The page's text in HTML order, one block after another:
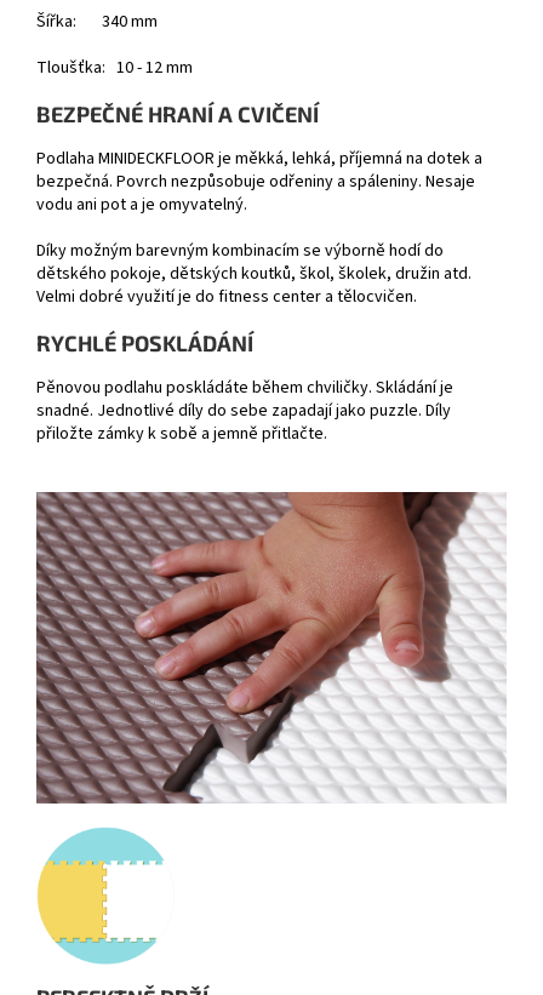
Šířka: 340 mm
Tloušťka: 10 - 12 mm
BEZPEČNÉ HRANÍ A CVIČENÍ
Podlaha MINIDECKFLOOR je měkká, lehká, příjemná na dotek a
bezpečná. Povrch nezpůsobuje odřeniny a spáleniny. Nesaje
vodu ani pot a je omyvatelný.
Díky možným barevným kombinacím se výborně hodí do
dětského pokoje, dětských koutků, škol, školek, družin atd.
Velmi dobré využití je do fitness center a tělocvičen.
RYCHLÉ POSKLÁDÁNÍ
Pěnovou podlahu poskládáte během chviličky. Skládání je
snadné. Jednotlivé díly do sebe zapadají jako puzzle. Díly
přiložte zámky k sobě a jemně přitlačte.